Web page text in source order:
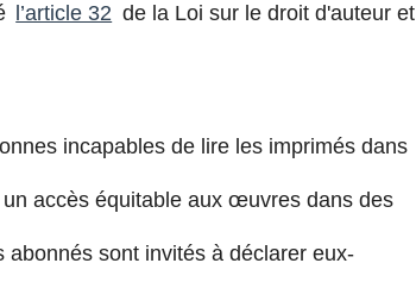
l’article 32 de la Loi sur le droit d'auteur et
incapables de lire les imprimés dans
accès équitable aux œuvres dans des
sont invités à déclarer eux-